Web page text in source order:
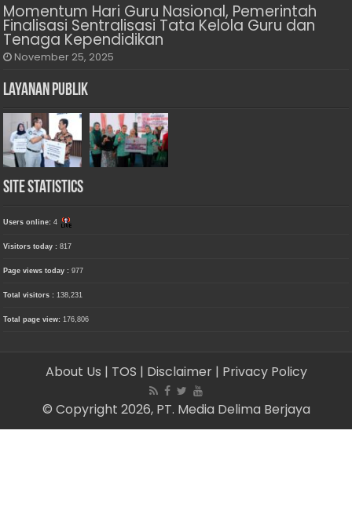
Momentum Hari Guru Nasional, Pemerintah
Finalisasi Sentralisasi Tata Kelola Guru dan
Tenaga Kependidikan
November 25, 2025
Layanan Publik
Site Statistics
Users online:4
Visitors today :817
Page views today :977
Total visitors : 138,231
Total page view: 176,806
About Us | TOS | Disclaimer | Privacy Policy
© Copyright 2026, PT. Media Delima Berjaya